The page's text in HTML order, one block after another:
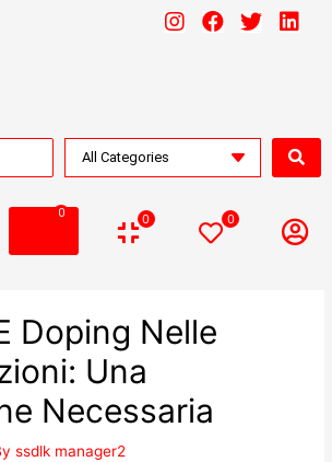
0 0 0
Doping Nelle
Una
Necessaria
ssdlk manager2